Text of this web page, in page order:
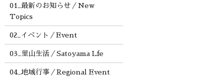
01_最新のお知らせ／New
Topics
02_イベント／Event
03_里山生活／Satoyama Lfe
04_地域行事／Regional Event